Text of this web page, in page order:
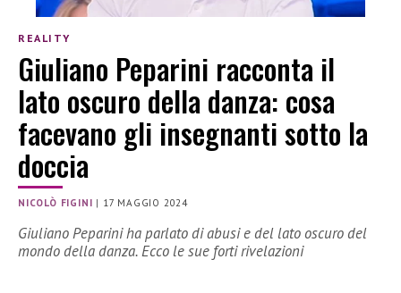
REALITY
Giuliano Peparini racconta il
lato oscuro della danza: cosa
facevano gli insegnanti sotto la
doccia
NICOLÒ FIGINI | 17 MAGGIO 2024
Giuliano Peparini ha parlato di abusi e del lato oscuro del
mondo della danza. Ecco le sue forti rivelazioni